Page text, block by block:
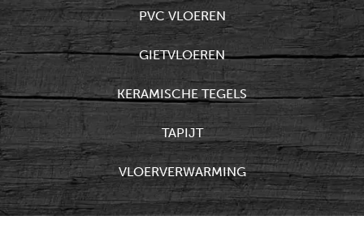
PVC VLOEREN
GIETVLOEREN
KERAMISCHE TEGELS
TAPIJT
VLOERVERWARMING